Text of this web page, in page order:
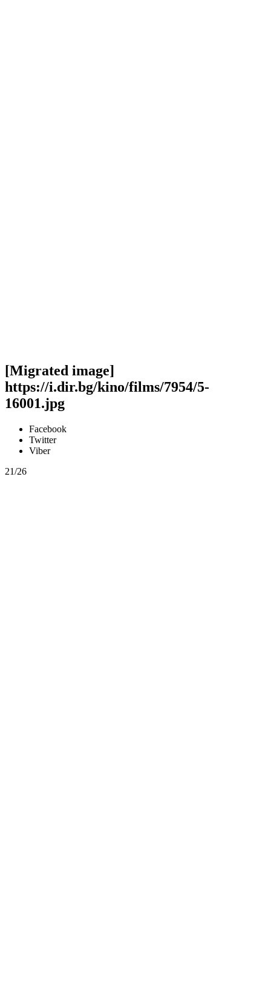
[Migrated image]
https://i.dir.bg/kino/films/7954/5-
16001.jpg
Facebook
Twitter
Viber
21/26